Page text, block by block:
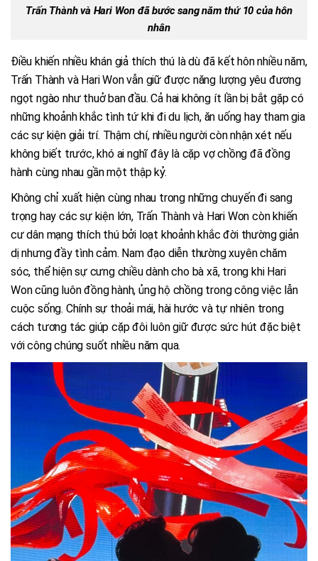
Trấn Thành và Hari Won đã bước sang năm thứ 10 của hôn
nhân
Điều khiến nhiều khán giả thích thú là dù đã kết hôn nhiều năm,
Trấn Thành và Hari Won vẫn giữ được năng lượng yêu đương
ngọt ngào như thuở ban đầu. Cả hai không ít lần bị bắt gặp có
những khoảnh khắc tình tứ khi đi du lịch, ăn uống hay tham gia
các sự kiện giải trí. Thậm chí, nhiều người còn nhận xét nếu
không biết trước, khó ai nghĩ đây là cặp vợ chồng đã đồng
hành cùng nhau gần một thập kỷ.
Không chỉ xuất hiện cùng nhau trong những chuyến đi sang
trọng hay các sự kiện lớn, Trấn Thành và Hari Won còn khiến
cư dân mạng thích thú bởi loạt khoảnh khắc đời thường giản
dị nhưng đầy tình cảm. Nam đạo diễn thường xuyên chăm
sóc, thể hiện sự cưng chiều dành cho bà xã, trong khi Hari
Won cũng luôn đồng hành, ủng hộ chồng trong công việc lẫn
cuộc sống. Chính sự thoải mái, hài hước và tự nhiên trong
cách tương tác giúp cặp đôi luôn giữ được sức hút đặc biệt
với công chúng suốt nhiều năm qua.